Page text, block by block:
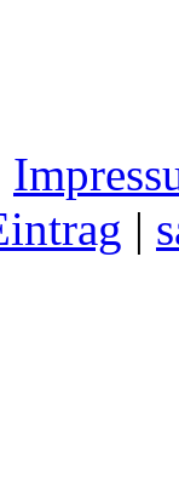
|